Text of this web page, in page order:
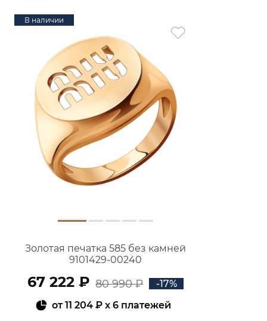
В наличии
Золотая печатка 585 без камней
9101429-00240
67 222 ₽ 80 990 ₽
-17%
от11 204 ₽x 6 платежей